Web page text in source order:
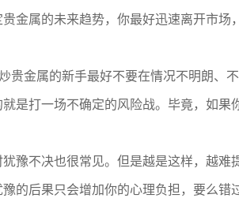
金属的未来趋势，你最好迅速离开市场
贵金属的新手最好不要在情况不明朗、
是打一场不确定的风险战。毕竟，如果
豫不决也很常见。但是越是这样，越难
的后果只会增加你的心理负担，要么错